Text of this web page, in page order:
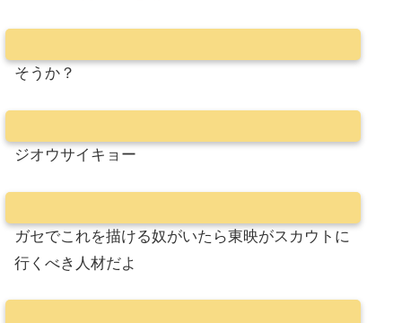
そうか？
ジオウサイキョー
ガセでこれを描ける奴がいたら東映がスカウトに
行くべき人材だよ